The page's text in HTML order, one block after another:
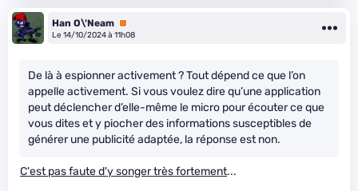
Han O\'Neam Premium
Le 14/10/2024 à 11h08
De là à espionner activement ? Tout dépend ce que l’on
appelle activement. Si vous voulez dire qu’une application
peut déclencher d’elle-même le micro pour écouter ce que
vous dites et y piocher des informations susceptibles de
générer une publicité adaptée, la réponse est non.
C'est pas faute d'y songer très fortement...